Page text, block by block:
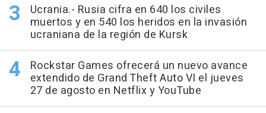
Ucrania.- Rusia cifra en 640 los civiles
muertos y en 540 los heridos en la invasión
ucraniana de la región de Kursk
Rockstar Games ofrecerá un nuevo avance
extendido de Grand Theft Auto VI el jueves
27 de agosto en Netflix y YouTube